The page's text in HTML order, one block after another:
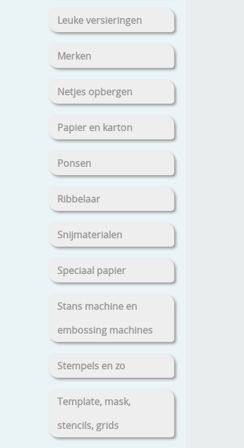
Leuke versieringen
Merken
Netjes opbergen
Papier en karton
Ponsen
Ribbelaar
Snijmaterialen
Speciaal papier
Stans machine en
embossing machines
Stempels en zo
Template, mask,
stencils, grids